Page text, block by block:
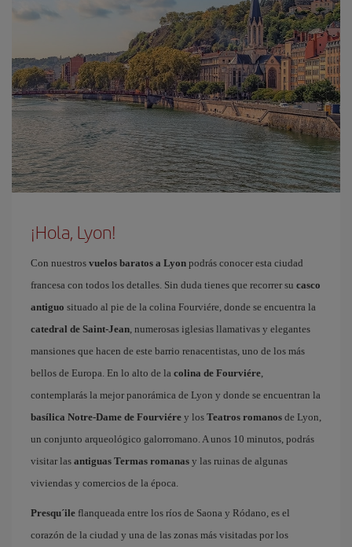
¡Hola, Lyon!
Con nuestros vuelos baratos a Lyon podrás conocer esta ciudad
francesa con todos los detalles. Sin duda tienes que recorrer su casco
antiguo situado al pie de la colina Fourviére, donde se encuentra la
catedral de Saint-Jean, numerosas iglesias llamativas y elegantes
mansiones que hacen de este barrio renacentistas, uno de los más
bellos de Europa. En lo alto de la colina de Fourviére,
contemplarás la mejor panorámica de Lyon y donde se encuentran la
basílica Notre-Dame de Fourviére y los Teatros romanos de Lyon,
un conjunto arqueológico galorromano. A unos 10 minutos, podrás
visitar las antiguas Termas romanas y las ruinas de algunas
viviendas y comercios de la época.
Presqu´ile flanqueada entre los ríos de Saona y Ródano, es el
corazón de la ciudad y una de las zonas más visitadas por los